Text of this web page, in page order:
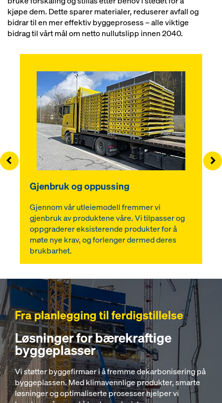
kjøpe dem. Dette sparer materialer, reduserer avfall og
bidrar til en mer effektiv byggeprosess – alle viktige
bidrag til vårt mål om netto nullutslipp innen 2040.
Gjenbruk og oppussing
Gjennom vår utleiemodell fremmer vi
gjenbruk av produktene våre. Vi tilpasser og
oppgraderer eksisterende produkter for å
møte nye krav, og forlenger dermed deres
brukbarhet.
Left
Fra planlegging til ferdigstillelse
Løsninger for bærekraftige
byggeplasser
Vi støtter byggefirmaer i å fremme dekarbonisering på
byggeplassen. Med klimavennlige produkter, smarte
løsninger og optimaliserte prosesser hjelper vi